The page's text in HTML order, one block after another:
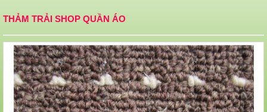
THẢM TRẢI SHOP QUẦN ÁO